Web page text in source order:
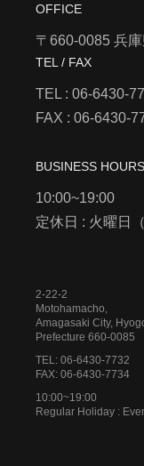
OFFICE
〒660-0085 兵
TEL / FAX
TEL : 06-6430-
FAX : 06-6430-
BUSINESS HOURS
10:00~19:00
定休日 : 火曜日
2-22-2
Motohamacho,
Amagasaki City,
Prefecture 660-0085
TEL: 06-6430-7732
FAX: 06-6430-7734
10:00~19:00
Regular Holiday :